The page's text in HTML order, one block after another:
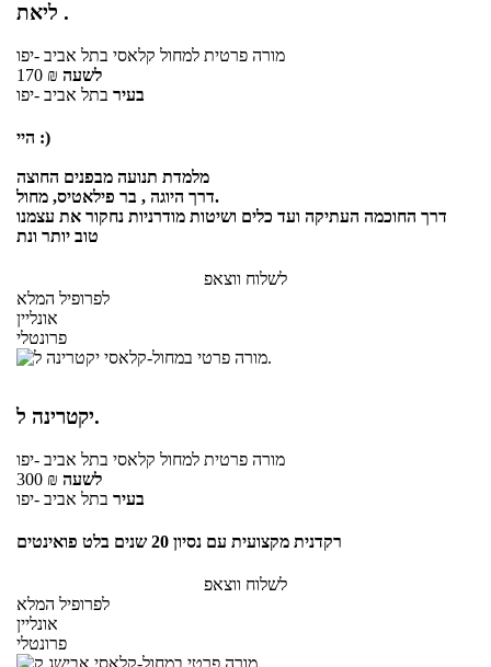
ליאת .
מורה פרטית למחול קלאסי בתל אביב -יפו
170 ₪ לשעה
בעיר בתל אביב -יפו
היי :)
מלמדת תנועה מבפנים החוצה
דרך היוגה , בר פילאטיס, מחול.
דרך החוכמה העתיקה ועד כלים ושיטות מודרניות נחקור את עצמנו
טוב יותר ונת
לשלוח ווצאפ
לפרופיל המלא
אונליין
פרונטלי
יקטרינה ל.
מורה פרטית למחול קלאסי בתל אביב -יפו
300 ₪ לשעה
בעיר בתל אביב -יפו
רקדנית מקצועית עם נסיון 20 שנים בלט פואינטים
לשלוח ווצאפ
לפרופיל המלא
אונליין
פרונטלי